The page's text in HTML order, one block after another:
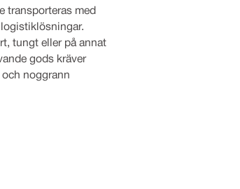
transporteras med
tungt eller på annat
gods kräver
noggrann